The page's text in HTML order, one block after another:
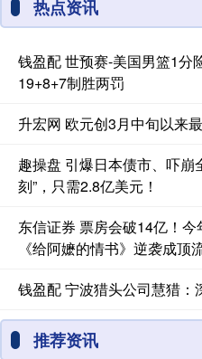
热点资讯
钱盈配 世预赛-美国男篮1分
19+8+7制胜两罚
升宏网 欧元创3月中旬以来
趣操盘 引爆日本债市、吓崩
刻”，只需2.8亿美元！
东信证券 票房会破14亿！
《给阿嬷的情书》逆袭成顶
钱盈配 宁波猎头公司慧猎：
推荐资讯